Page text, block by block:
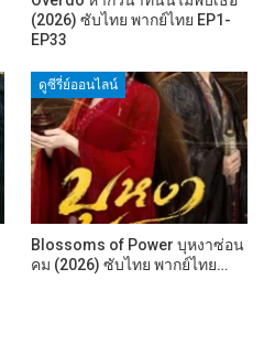
(2026) ซับไทย พากย์ไทย EP1-
EP33
ดูซีรี่ย์ออนไลน์
Blossoms of Power บุหงาซ่อน
คม (2026) ซับไทย พากย์ไทย…